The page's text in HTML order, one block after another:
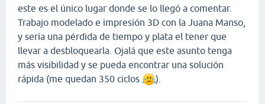
este es el único lugar donde se lo llegó a comentar.
Trabajo modelado e impresión 3D con la Juana Manso,
y sería una pérdida de tiempo y plata el tener que
llevar a desbloquearla. Ojalá que este asunto tenga
más visibilidad y se pueda encontrar una solución
rápida (me quedan 350 ciclos
).